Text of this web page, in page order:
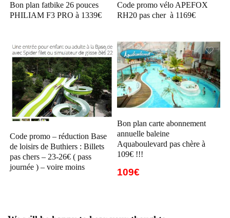
Bon plan fatbike 26 pouces
PHILIAM F3 PRO à 1339€
Code promo vélo APEFOX
RH20 pas cher à 1169€
Code promo – réduction Base
de loisirs de Buthiers : Billets
pas chers – 23-26€ ( pass
journée ) – voire moins
Bon plan carte abonnement
annuelle baleine
Aquaboulevard pas chère à
109€ !!!
109€